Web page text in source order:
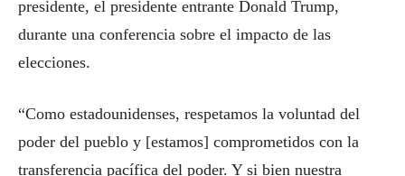
presidente, el presidente entrante Donald Trump,
durante una conferencia sobre el impacto de las
elecciones.
“Como estadounidenses, respetamos la voluntad del
poder del pueblo y [estamos] comprometidos con la
transferencia pacífica del poder. Y si bien nuestra